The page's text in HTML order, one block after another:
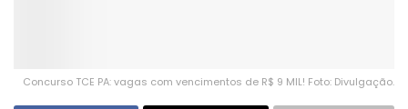
Concurso TCE PA: vagas com vencimentos de R$ 9 MIL! Foto: Divulgação.